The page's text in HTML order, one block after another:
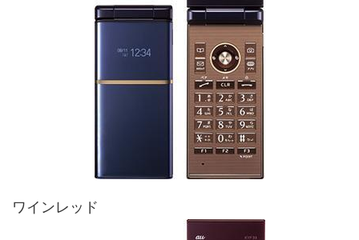
ワインレッド